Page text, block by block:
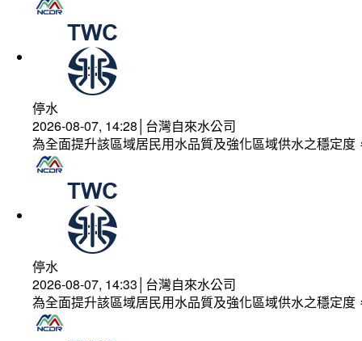
停水
2026-08-07, 14:28│台灣自來水公司
為全面提升該區域居民用水品質及強化區域供水之穩定
停水
2026-08-07, 14:33│台灣自來水公司
為全面提升該區域居民用水品質及強化區域供水之穩定